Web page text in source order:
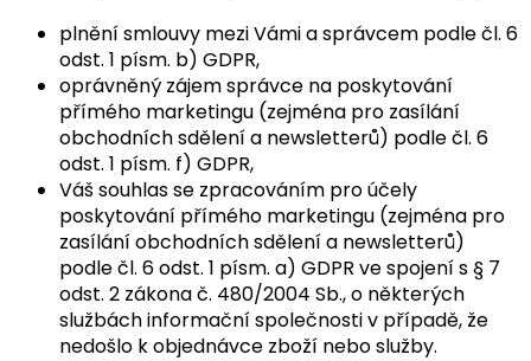
plnění smlouvy mezi Vámi a správcem podle čl. 6
odst. 1 písm. b) GDPR,
oprávněný zájem správce na poskytování
přímého marketingu (zejména pro zasílání
obchodních sdělení a newsletterů) podle čl. 6
odst. 1 písm. f) GDPR,
Váš souhlas se zpracováním pro účely
poskytování přímého marketingu (zejména pro
zasílání obchodních sdělení a newsletterů)
podle čl. 6 odst. 1 písm. a) GDPR ve spojení s § 7
odst. 2 zákona č. 480/2004 Sb., o některých
službách informační společnosti v případě, že
nedošlo k objednávce zboží nebo služby.